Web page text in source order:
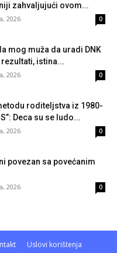
zahvaljujući ovom...
2026 0
mog muža da uradi DNK
istina...
2026 0
roditeljstva iz 1980-
Deca su se ludo...
2026 0
povezan sa povećanim
2026 0
Uslovi korištenja